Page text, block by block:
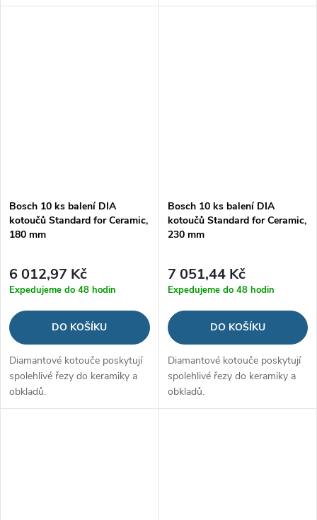
Bosch 10 ks balení DIA
kotoučů Standard for Ceramic,
180 mm
6 012,97 Kč
Expedujeme do 48 hodin
DO KOŠÍKU
Diamantové kotouče poskytují
spolehlivé řezy do keramiky a
obkladů.
Bosch 10 ks balení DIA
kotoučů Standard for Ceramic,
230 mm
7 051,44 Kč
Expedujeme do 48 hodin
DO KOŠÍKU
Diamantové kotouče poskytují
spolehlivé řezy do keramiky a
obkladů.